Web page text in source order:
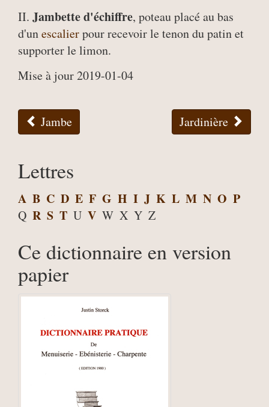
II. Jambette d'échiffre, poteau placé au bas
d'unescalierpour recevoir le tenon du patin et
supporter le limon.
Mise à jour 2019-01-04
Jambe Jardinière
Lettres
A B C D E F G H I J K L M N O P
Q R S T U V W X Y Z
Ce dictionnaire en version
papier